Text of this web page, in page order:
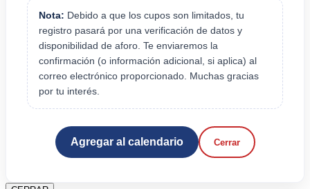
Nota: Debido a que los cupos son limitados, tu
registro pasará por una verificación de datos y
disponibilidad de aforo. Te enviaremos la
confirmación (o información adicional, si aplica) al
correo electrónico proporcionado. Muchas gracias
por tu interés.
Agregar al calendario Cerrar